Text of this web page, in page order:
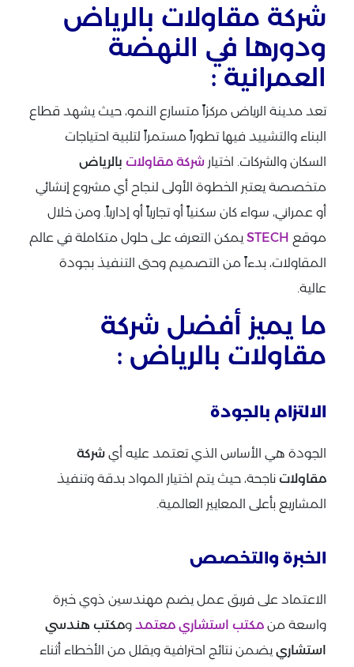
شركة مقاولات بالرياض
ودورها في النهضة
العمرانية :
تعد مدينة الرياض مركزاً متسارع النمو، حيث يشهد قطاع
البناء والتشييد فيها تطوراً مستمراً لتلبية احتياجات
السكان والشركات. اختيار شركة مقاولات بالرياض
متخصصة يعتبر الخطوة الأولى لنجاح أي مشروع إنشائي
أو عمراني، سواء كان سكنياً أو تجارياً أو إدارياً. ومن خلال
موقع STECH يمكن التعرف على حلول متكاملة في عالم
المقاولات، بدءاً من التصميم وحتى التنفيذ بجودة
عالية.
ما يميز أفضل شركة
مقاولات بالرياض :
الالتزام بالجودة
الجودة هي الأساس الذي تعتمد عليه أي شركة
مقاولات ناجحة، حيث يتم اختيار المواد بدقة وتنفيذ
المشاريع بأعلى المعايير العالمية.
الخبرة والتخصص
الاعتماد على فريق عمل يضم مهندسين ذوي خبرة
واسعة من مكتب استشاري معتمد ومكتب هندسي
استشاري يضمن نتائج احترافية ويقلل من الأخطاء أثناء